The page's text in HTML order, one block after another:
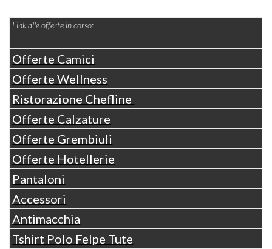
Link alle offerte in corso:
Offerte Camici
Offerte Wellness
Ristorazione Chefline
Offerte Calzature
Offerte Grembiuli
Offerte Hotellerie
Pantaloni
Accessori
Antimacchia
Tshirt Polo Felpe Tute